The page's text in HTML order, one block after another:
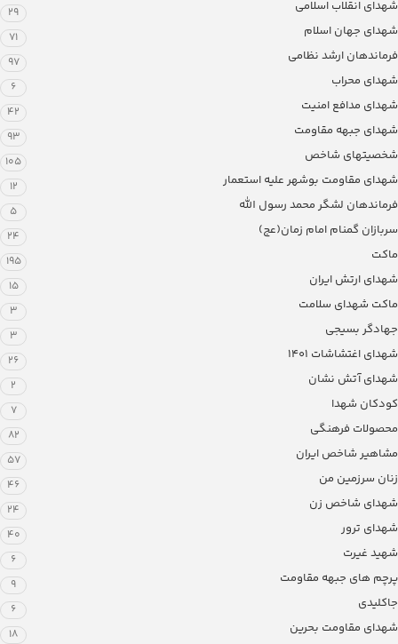
شهدای انقلاب اسلامی 29
شهدای جهان اسلام 71
فرماندهان ارشد نظامی 97
شهدای محراب 6
شهدای مدافع امنیت 42
شهدای جبهه مقاومت 93
شخصیتهای شاخص 105
شهدای مقاومت بوشهر علیه استعمار 12
فرماندهان لشگر محمد رسول الله 5
سربازان گمنام امام زمان(عج) 24
ماکت 195
شهدای ارتش ایران 15
ماکت شهدای سلامت 3
جهادگر بسیجی 3
شهدای اغتشاشات 1401 26
شهدای آتش نشان 2
کودکان شهدا 7
محصولات فرهنگی 82
مشاهیر شاخص ایران 57
زنان سرزمین من 46
شهدای شاخص زن 24
شهدای ترور 40
شهید غیرت 6
پرچم های جبهه مقاومت 9
جاکلیدی 6
شهدای مقاومت بحرین 18